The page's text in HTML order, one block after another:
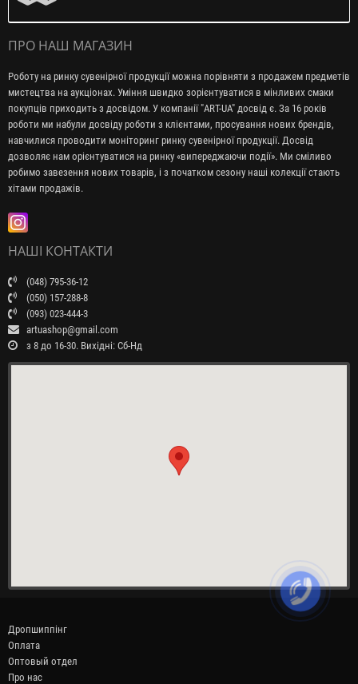
ПРО НАШ МАГАЗИН
Роботу на ринку сувенірної продукції можна порівняти з продажем предметів
мистецтва на аукціонах. Уміння швидко зорієнтуватися в мінливих смаки
покупців приходить з досвідом. У компанії "ART-UA" досвід є. За 16 років
роботи ми набули досвіду роботи з клієнтами, просування нових брендів,
навчилися проводити моніторинг ринку сувенірної продукції. Досвід
дозволяє нам орієнтуватися на ринку «випереджаючи події». Ми сміливо
робимо завезення нових товарів, і з початком сезону наші колекції стають
хітами продажів.
НАШІ КОНТАКТИ
(048) 795-36-12
(050) 157-288-8
(093) 023-444-3
artuashop@gmail.com
з 8 до 16-30. Вихідні: Сб-Нд
Дропшиппінг
Оплата
Оптовый отдел
Про нас